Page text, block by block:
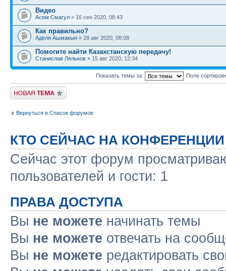
Видео
Асем Смагул » 16 сен 2020, 08:43
Как правильно?
Аделя Ашмакын » 28 авг 2020, 08:08
Помогите найти Казахстанскую передачу!
Станислав Ляльков » 15 авг 2020, 12:34
Показать темы за: Поле
Новая тема
Вернуться в Список форумов
КТО СЕЙЧАС НА КОНФЕРЕНЦИИ
Сейчас этот форум
пользователей и гости: 1
ПРАВА ДОСТУПА
Вы не можете начинать темы
Вы не можете отвечать на
Вы не можете редактировать